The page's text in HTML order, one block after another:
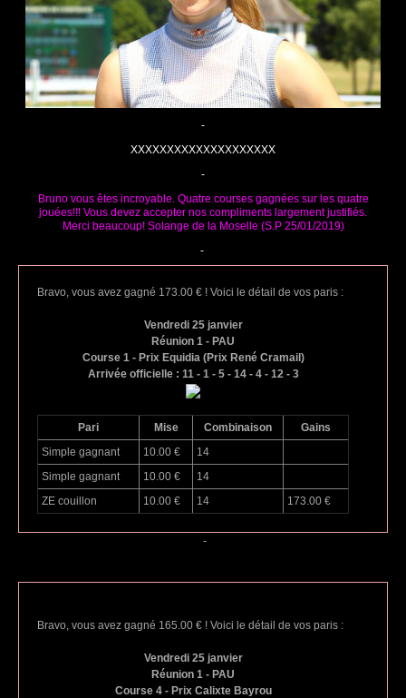
-
XXXXXXXXXXXXXXXXXXXX
-
Bruno vous êtes incroyable. Quatre courses gagnées sur les quatre
jouées!!! Vous devez accepter nos compliments largement justifiés.
Merci beaucoup! Solange de la Moselle (S.P 25/01/2019)
-
Bravo, vous avez gagné 173.00 € ! Voici le détail de vos paris :
Vendredi 25 janvier
Réunion 1 - PAU
Course 1 - Prix Equidia (Prix René Cramail)
Arrivée officielle : 11 - 1 - 5 - 14 - 4 - 12 - 3
Pari Mise Combinaison
Gains
Simple gagnant
10.00 €
14
Simple gagnant
10.00 €
14
ZE couillon
10.00 € 14 173.00 €
-
Bravo, vous avez gagné 165.00 € ! Voici le détail de vos paris :
Vendredi 25 janvier
Réunion 1 - PAU
Course 4 - Prix Calixte Bayrou